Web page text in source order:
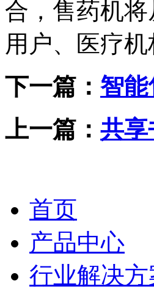
合，售药机
用户、医疗
下一篇： 智
上一篇： 共享
首页
产品中心
行业解决方